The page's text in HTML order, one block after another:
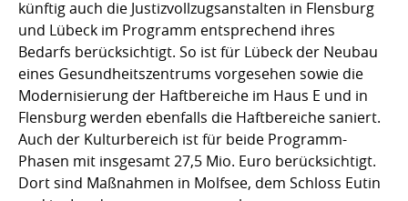
künftig auch die Justizvollzugsanstalten in Flensburg
und Lübeck im Programm entsprechend ihres
Bedarfs berücksichtigt. So ist für Lübeck der Neubau
eines Gesundheitszentrums vorgesehen sowie die
Modernisierung der Haftbereiche im Haus E und in
Flensburg werden ebenfalls die Haftbereiche saniert.
Auch der Kulturbereich ist für beide Programm-
Phasen mit insgesamt 27,5 Mio. Euro berücksichtigt.
Dort sind Maßnahmen in Molfsee, dem Schloss Eutin